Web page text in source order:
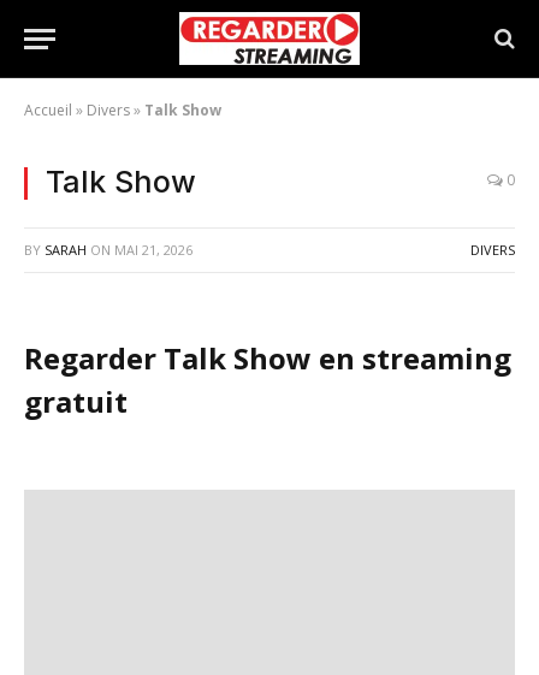
Accueil » Divers» Talk Show
Talk Show 0
BY SARAH ON MAI 21, 2026 DIVERS
Regarder Talk Show en streaming
gratuit